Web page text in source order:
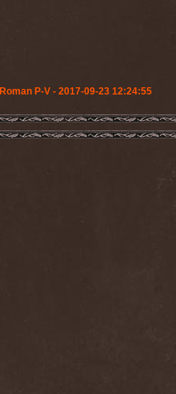
Roman P-V - 2017-09-23 12:24:55